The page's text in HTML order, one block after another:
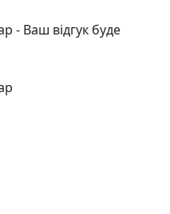
- Ваш відгук буде